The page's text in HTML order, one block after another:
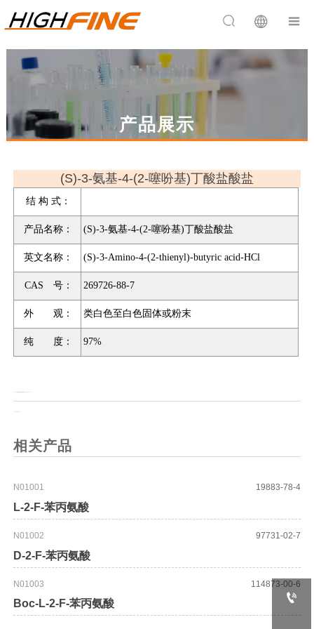
 
产品展示
(S)-3-氨基-4-(2-噻吩基)丁酸盐酸盐
结 构 式：
产品名称： (S)-3-氨基-4-(2-噻吩基)丁酸盐酸盐
英文名称： (S)-3-Amino-4-(2-thienyl)-butyric acid-HCl
CAS 号： 269726-88-7
外 观： 类白色至白色固体或粉末
纯 度： 97%
相关产品
N01001
L-2-F-苯丙氨酸
19883-78-4
N01002
D-2-F-苯丙氨酸
97731-02-7
N01003
Boc-L-2-F-苯丙氨酸
114873-00-6
